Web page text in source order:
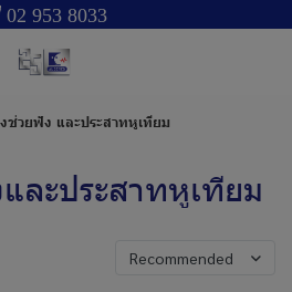
02 953 8033
งช่วยฟัง และประสาทหูเทียม
ละประสาทหูเทียม
Recommended